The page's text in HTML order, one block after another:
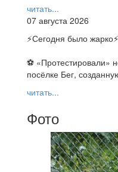
читать...
07 августа 2026
⚡️Сегодня было жарко⚡️
⚽ ️«Протестировали»
посёлке Бег,
читать...
Фото